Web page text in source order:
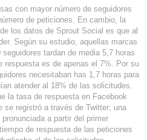
con mayor número de seguidores
de peticiones. En cambio, la
los datos de Sprout Social es que al
Según su estudio, aquellas marcas
tardan de media 5,7 horas
respuesta es de apenas el 7%. Por su
necesitaban has 1,7 horas para
atender al 18% de las solicitudes.
la tasa de respuesta en Facebook
se registró a través de Twitter; una
a partir del primer
de respuesta de las peticiones